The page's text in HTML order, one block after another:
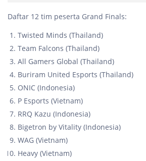
Daftar 12 tim peserta Grand Finals:
Twisted Minds (Thailand)
Team Falcons (Thailand)
All Gamers Global (Thailand)
Buriram United Esports (Thailand)
ONIC (Indonesia)
P Esports (Vietnam)
RRQ Kazu (Indonesia)
Bigetron by Vitality (Indonesia)
WAG (Vietnam)
Heavy (Vietnam)